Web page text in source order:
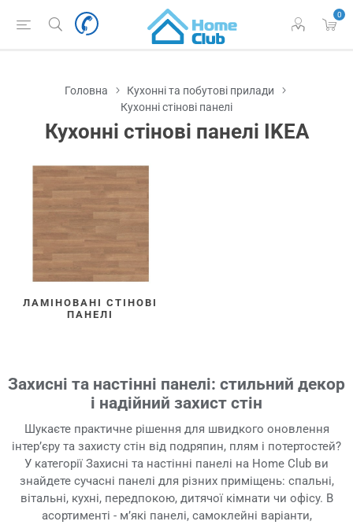
0
Головна
Кухонні та побутові прилади
Кухонні стінові панелі
Кухонні стінові панелі IKEA
ЛАМІНОВАНІ СТІНОВІ
ПАНЕЛІ
Захисні та настінні панелі: стильний декор
і надійний захист стін
Шукаєте практичне рішення для швидкого оновлення
інтер’єру та захисту стін від подряпин, плям і потертостей?
У категорії Захисні та настінні панелі на Home Club ви
знайдете сучасні панелі для різних приміщень: спальні,
вітальні, кухні, передпокою, дитячої кімнати чи офісу. В
асортименті - м’які панелі, самоклейні варіанти,